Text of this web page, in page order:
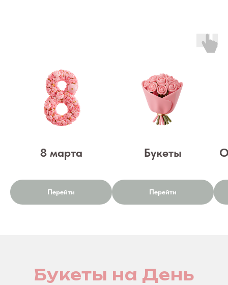
8 марта
Перейти
Букеты
Перейти
Букеты на День